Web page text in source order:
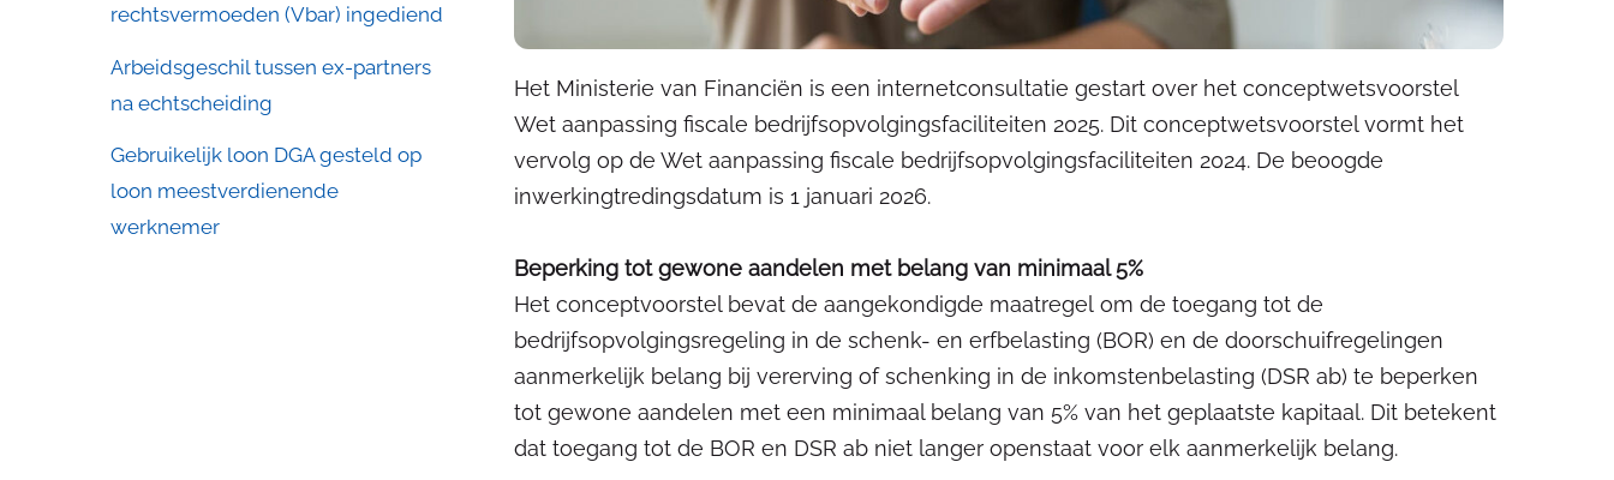
Het Ministerie van Financiën is een internetconsultatie gestart over het conceptwetsvoorstel
Wet aanpassing fiscale bedrijfsopvolgingsfaciliteiten 2025. Dit conceptwetsvoorstel vormt het
vervolg op de Wet aanpassing fiscale bedrijfsopvolgingsfaciliteiten 2024. De beoogde
inwerkingtredingsdatum is 1 januari 2026.
Beperking tot gewone aandelen met belang van minimaal 5%
Het conceptvoorstel bevat de aangekondigde maatregel om de toegang tot de
bedrijfsopvolgingsregeling in de schenk- en erfbelasting (BOR) en de doorschuifregelingen
aanmerkelijk belang bij vererving of schenking in de inkomstenbelasting (DSR ab) te beperken
tot gewone aandelen met een minimaal belang van 5% van het geplaatste kapitaal. Dit betekent
dat toegang tot de BOR en DSR ab niet langer openstaat voor elk aanmerkelijk belang.
rechtsvermoeden (Vbar) ingediend
Arbeidsgeschil tussen ex-partners
na echtscheiding
Gebruikelijk loon DGA gesteld op
loon meestverdienende
werknemer